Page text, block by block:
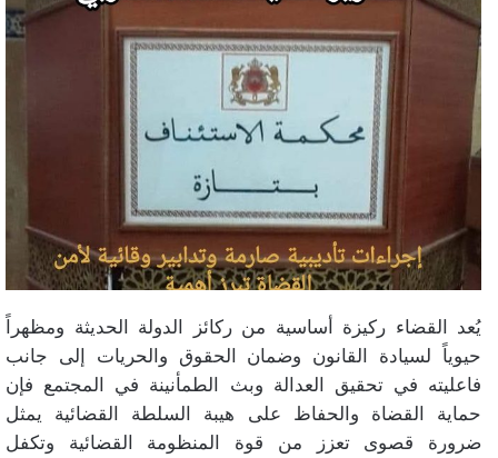
يُعد القضاء ركيزة أساسية من ركائز الدولة الحديثة ومظهراً
حيوياً لسيادة القانون وضمان الحقوق والحريات إلى جانب
فاعليته في تحقيق العدالة وبث الطمأنينة في المجتمع فإن
حماية القضاة والحفاظ على هيبة السلطة القضائية يمثل
ضرورة قصوى تعزز من قوة المنظومة القضائية وتكفل